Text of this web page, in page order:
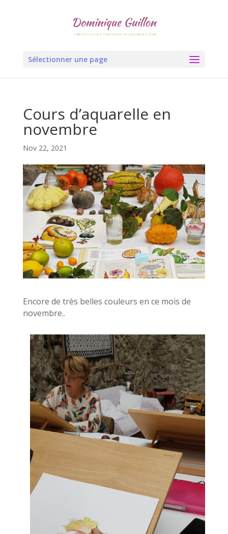
Sélectionner une page
Cours d’aquarelle en
novembre
Nov 22, 2021
Encore de très belles couleurs en ce mois de
novembre..